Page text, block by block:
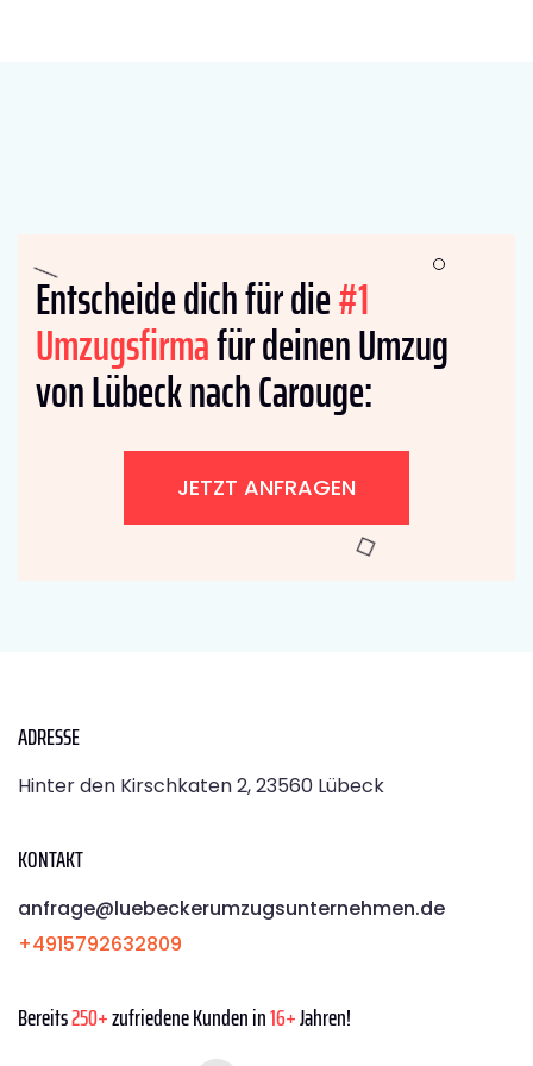
Entscheide dich für die#1
Umzugsfirmafür deinen Umzug
von Lübeck nach Carouge:
JETZT ANFRAGEN
ADRESSE
Hinter den Kirschkaten 2, 23560 Lübeck
KONTAKT
anfrage@luebeckerumzugsunternehmen.de
+4915792632809
Bereits250+zufriedene Kunden in16+Jahren!